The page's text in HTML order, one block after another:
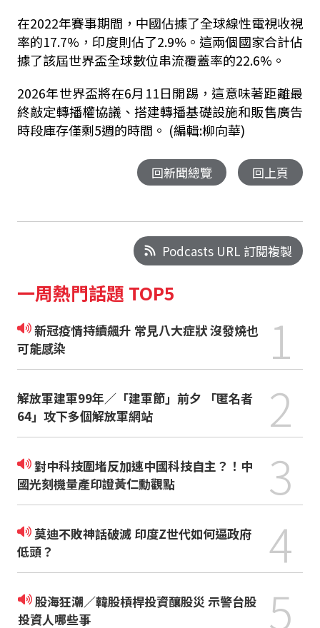
在2022年賽事期間，中國佔據了全球線性電視收視
率的17.7%，印度則佔了2.9%。這兩個國家合計佔
據了該屆世界盃全球數位串流覆蓋率的22.6%。
2026年世界盃將在6月11日開踢，這意味著距離最
終敲定轉播權協議、搭建轉播基礎設施和販售廣告
時段庫存僅剩5週的時間。 (編輯:柳向華)
回新聞總覽 回上頁
Podcasts URL 訂閱複製
一周熱門話題 TOP5
新冠疫情持續飆升 常見八大症狀 沒發燒也
可能感染
1
解放軍建軍99年／「建軍節」前夕 「匿名者
64」攻下多個解放軍網站
2
對中科技圍堵反加速中國科技自主？！中
國光刻機量產印證黃仁勳觀點
3
莫迪不敗神話破滅 印度Z世代如何逼政府
低頭？
4
股海狂潮／韓股槓桿投資釀股災 示警台股
投資人哪些事
5